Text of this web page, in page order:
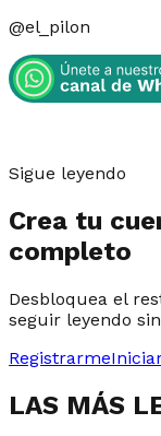
@el_pilon
Sigue leyendo
Crea tu
completo
Desbloquea el
seguir leyendo
Registrarme
LAS MÁS